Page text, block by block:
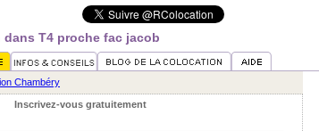
T4 proche fac jacob
Chambéry
Inscrivez-vous gratuitement